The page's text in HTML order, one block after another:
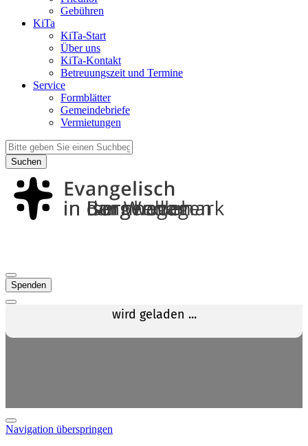
Gebühren
KiTa
KiTa-Start
Über uns
KiTa-Kontakt
Betreuungszeit und Termine
Service
Formblätter
Gemeindebriefe
Vermietungen
Suchen
Spenden
Navigation überspringen